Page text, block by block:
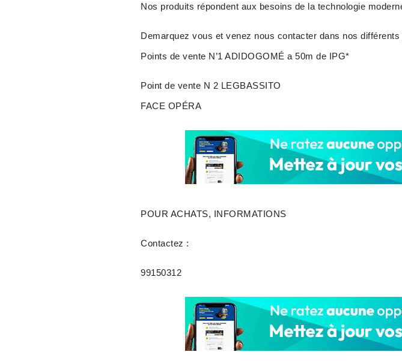
Nos produits répondent aux besoins de la technologie
Demarquez vous et venez nous contacter dans nos
Points de vente N’1 ADIDOGOMÉ a 50m de IPG*
Point de vente N 2 LEGBASSITO
FACE OPÉRA
POUR ACHATS, INFORMATIONS
Contactez :
99150312